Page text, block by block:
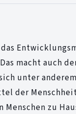
das
macht auch
unter
der
zu